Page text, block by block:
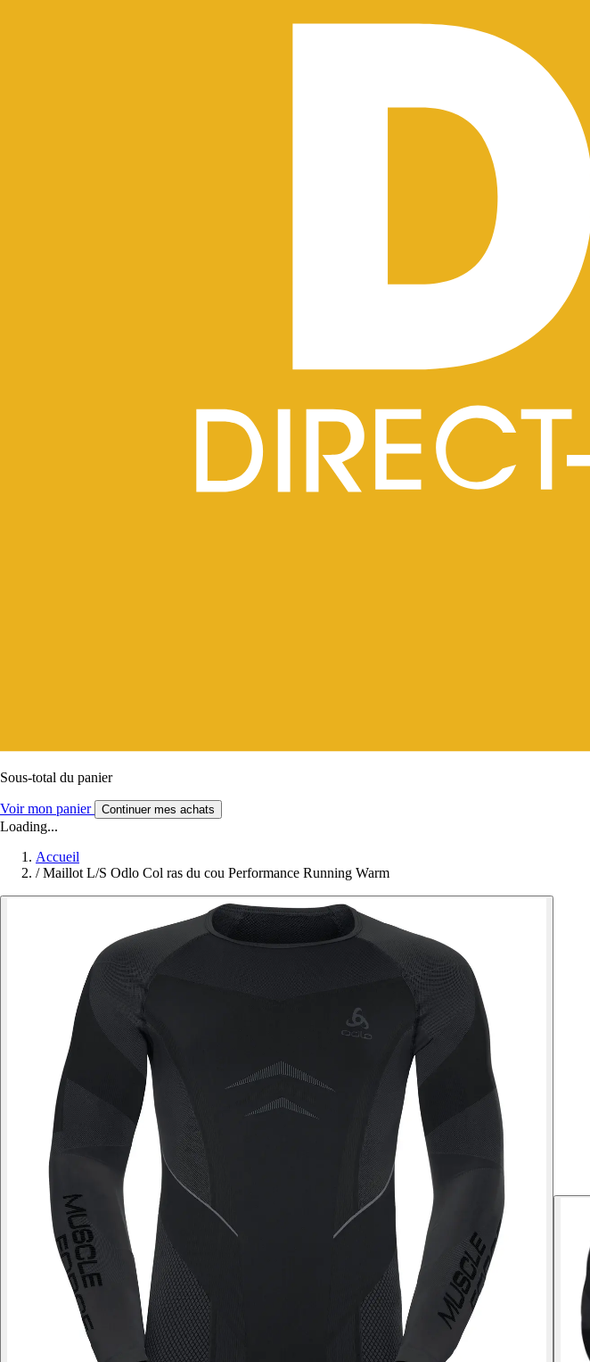
Sous-total du panier
Voir mon panier Continuer mes achats
Loading...
Accueil
/ Maillot L/S Odlo Col ras du cou Performance Running Warm